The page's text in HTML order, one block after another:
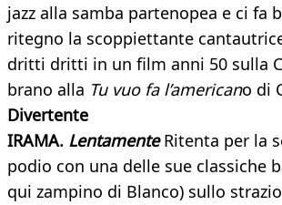
jazz alla samba partenopea e ci fa
ritegno la scoppiettante
dritti dritti in un film anni 50 sulla
brano alla Tu vuo fa l’americano di
Divertente
IRAMA. Lentamente Ritenta per la
podio con una delle sue classiche
qui zampino di Blanco) sullo